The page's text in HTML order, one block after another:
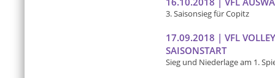
3. Saisonsieg für Copitz
17.09.2018 | VFL
SAISONSTART
Sieg und Niederlage am 1.